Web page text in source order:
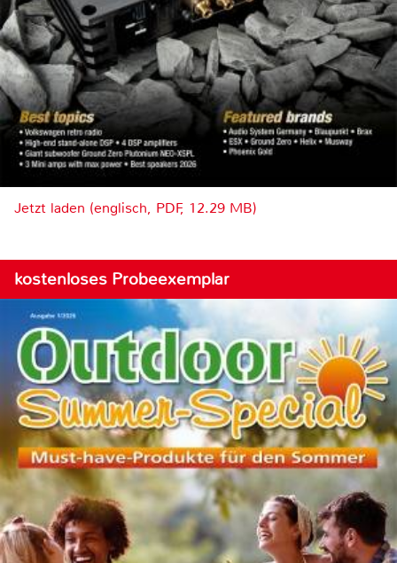
Jetzt laden (englisch, PDF, 12.29 MB)
kostenloses Probeexemplar